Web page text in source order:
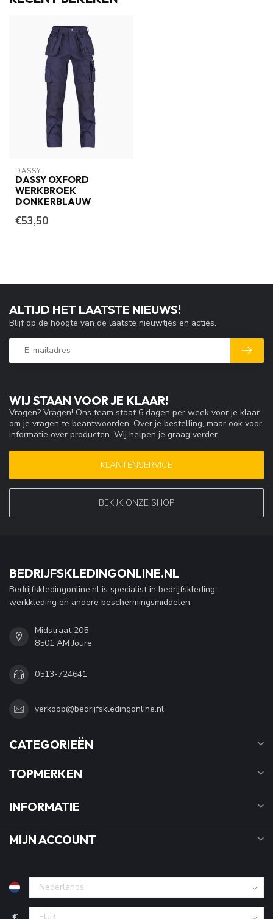
DASSY
DASSY OXFORD
WERKBROEK
DONKERBLAUW
€53,50
WIJ STAAN VOOR JE KLAAR!
Vragen? Vragen! Ons team staat 6 dagen per week voor je klaar
om je vragen te beantwoorden. Over je bestelling, maar ook voor
informatie over producten. Wij helpen je graag verder.
KLANTENSERVICE
BEKIJK ONZE SHOP
ALTIJD HET LAATSTE NIEUWS!
Blijf op de hoogte van de laatste nieuwtjes en acties.
BEDRIJFSKLEDINGONLINE.NL
Bedrijfskledingonline.nl is specialist in bedrijfskleding,
werkkleding en andere beschermingsmiddelen.
Midstraat 205
8501 AM Joure
0513-724641
verkoop@bedrijfskledingonline.nl
CATEGORIEËN
TOPMERKEN
INFORMATIE
MIJN ACCOUNT